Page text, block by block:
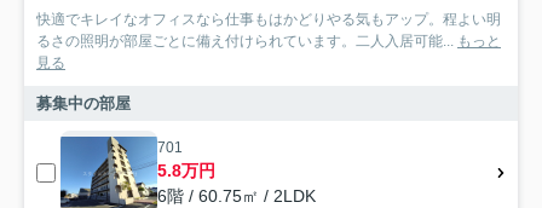
快適でキレイなオフィスなら仕事もはかどりやる気もアップ。程よい明
るさの照明が部屋ごとに備え付けられています。二人入居可能... もっと
見る
募集中の部屋
701
5.8万円
6階 / 60.75㎡ / 2LDK